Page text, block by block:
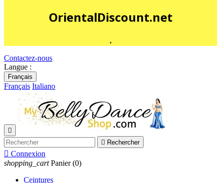
OrientalDiscount.net
.
Contactez-nous
Langue :
Français
Français Italiano

 Rechercher
 Connexion
shopping_cart Panier (0)
Ceintures